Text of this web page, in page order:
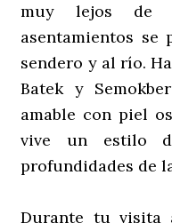
muy lejos de
asentamientos se
sendero y al río.
Batek y
amable con piel
vive un estilo
profundidades de
Durante tu visita